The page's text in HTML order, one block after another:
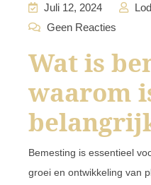
Juli 12, 2024
Geen Reacties
Wat is
waarom
Bemesting is essentieel
groei en ontwikkeling van